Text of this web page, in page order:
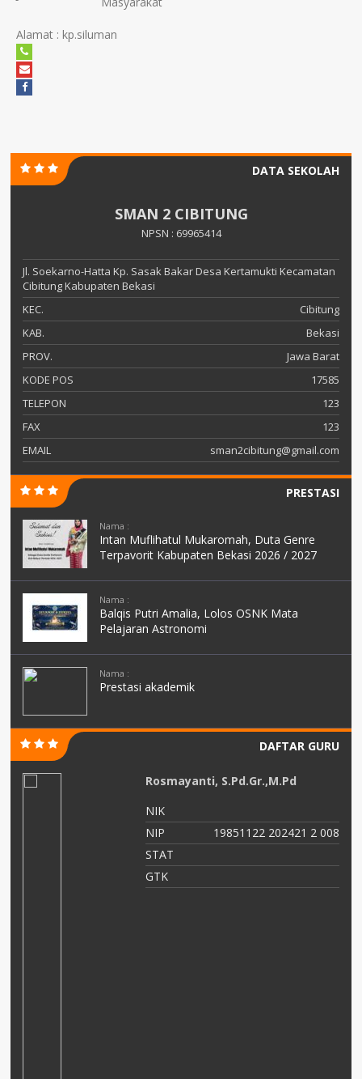
Alamat : kp.siluman
DATA SEKOLAH
SMAN 2 CIBITUNG
NPSN : 69965414
Jl. Soekarno-Hatta Kp. Sasak Bakar Desa Kertamukti Kecamatan
Cibitung Kabupaten Bekasi
KEC.
Cibitung
KAB.
Bekasi
PROV.
Jawa Barat
KODE POS
17585
TELEPON
123
FAX
123
EMAIL
sman2cibitung@gmail.com
PRESTASI
Nama :
Intan Muflihatul Mukaromah, Duta Genre
Terpavorit Kabupaten Bekasi 2026 / 2027
Nama :
Balqis Putri Amalia, Lolos OSNK Mata
Pelajaran Astronomi
Nama :
Prestasi akademik
DAFTAR GURU
Rosmayanti, S.Pd.Gr.,M.Pd
NIK
NIP
19851122 202421 2 008
STAT
GTK